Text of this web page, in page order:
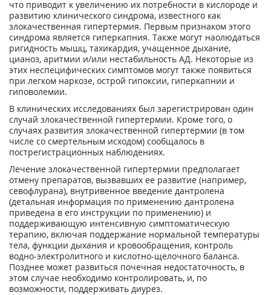
что приводит к увеличению их потребности в кислороде и
развитию клинического синдрома, известного как
злокачественная гипертермия. Первым признаком этого
синдрома является гиперкапния. Также могут наолюдаться
ригидность мышц, тахикардия, учащенное дыхание,
цианоз, аритмии и/или нестабильность АД. Некоторые из
этих неспецифических симптомов могут также появиться
при легком наркозе, острой гипоксии, гиперкапнии и
гиповолемии.
В клинических исследованиях был зарегистрирован один
случай злокачественной гипертермии. Кроме того, о
случаях развития злокачественной гипертермии (в том
числе со смертельным исходом) сообщалось в
пострегистрационных наблюдениях.
Лечение злокачественной гипертермии предполагает
отмену препаратов, вызвавших ее развитие (например,
севофлурана), внутривенное введение дантролена
(детальная информация по применению дантролена
приведена в его инструкции по применению) и
поддерживающую интенсивную симптоматическую
терапию, включая поддержание нормальной температуры
тела, функции дыхания и кровообращения, контроль
водно-­электролитного и кислотно-щелочного баланса.
Позднее может развиться почечная недостаточность, в
этом случае необходимо контролировать, и, по
возможности, поддерживать диурез.